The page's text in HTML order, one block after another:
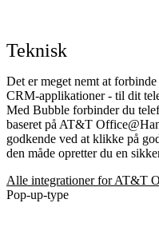
Teknisk
Det er meget nemt at
CRM-applikationer - til dit
Med Bubble forbinder du
baseret på AT&T
godkende ved at klikke på
den måde opretter du en
Alle integrationer for AT&T
Pop-up-type